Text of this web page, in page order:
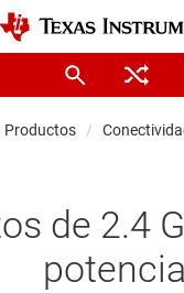
Productos
de 2.4
potencia